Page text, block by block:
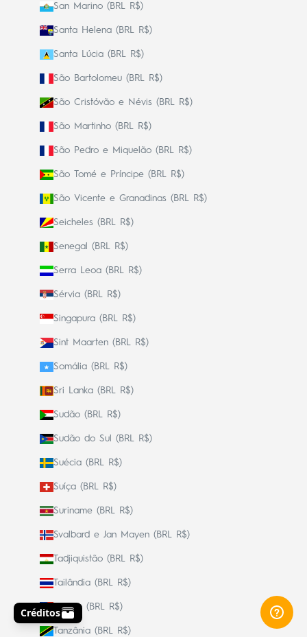
San Marino (BRL R$)
Santa Helena (BRL R$)
Santa Lúcia (BRL R$)
São Bartolomeu (BRL R$)
São Cristóvão e Névis (BRL R$)
São Martinho (BRL R$)
São Pedro e Miquelão (BRL R$)
São Tomé e Príncipe (BRL R$)
São Vicente e Granadinas (BRL R$)
Seicheles (BRL R$)
Senegal (BRL R$)
Serra Leoa (BRL R$)
Sérvia (BRL R$)
Singapura (BRL R$)
Sint Maarten (BRL R$)
Somália (BRL R$)
Sri Lanka (BRL R$)
Sudão (BRL R$)
Sudão do Sul (BRL R$)
Suécia (BRL R$)
Suíça (BRL R$)
Suriname (BRL R$)
Svalbard e Jan Mayen (BRL R$)
Tadjiquistão (BRL R$)
Tailândia (BRL R$)
Taiwan (BRL R$)
Tanzânia (BRL R$)